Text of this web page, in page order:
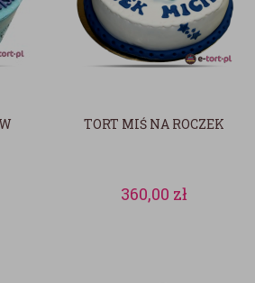
TORT MIŚ NA ROCZEK
360,00 zł